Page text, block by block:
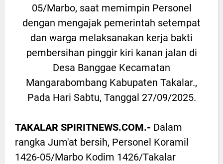
05/Marbo, saat memimpin Personel
dengan mengajak pemerintah setempat
dan warga melaksanakan kerja bakti
pembersihan pinggir kiri kanan jalan di
Desa Banggae Kecamatan
Mangarabombang Kabupaten Takalar.,
Pada Hari Sabtu, Tanggal 27/09/2025.
TAKALAR SPIRITNEWS.COM.- Dalam
rangka Jum'at bersih, Personel Koramil
1426-05/Marbo Kodim 1426/Takalar